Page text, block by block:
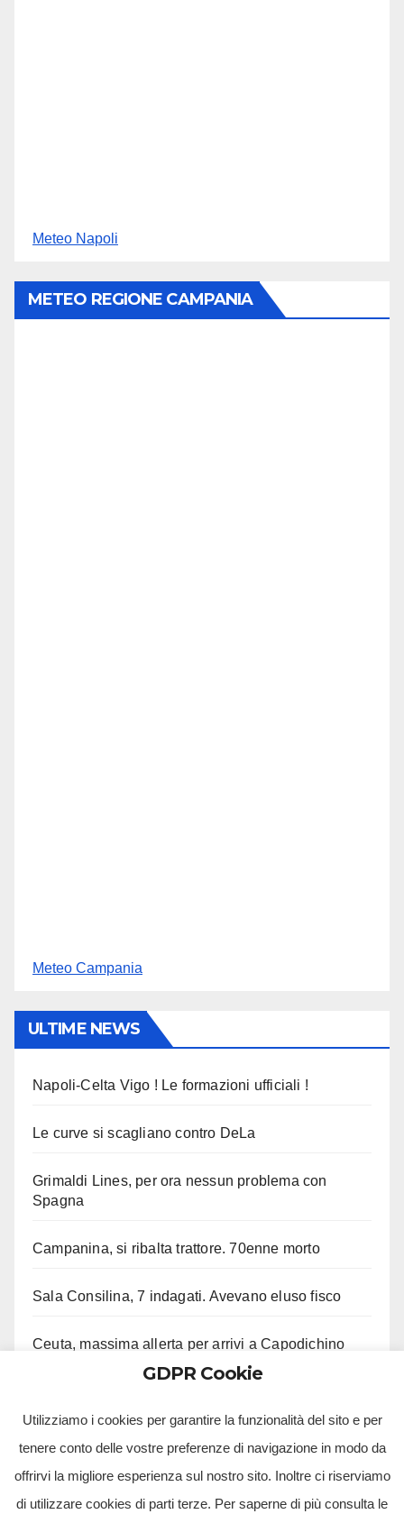
Meteo Napoli
METEO REGIONE CAMPANIA
Meteo Campania
ULTIME NEWS
Napoli-Celta Vigo ! Le formazioni ufficiali !
Le curve si scagliano contro DeLa
Grimaldi Lines, per ora nessun problema con
Spagna
Campanina, si ribalta trattore. 70enne morto
Sala Consilina, 7 indagati. Avevano eluso fisco
Ceuta, massima allerta per arrivi a Capodichino
GDPR Cookie
Utilizziamo i cookies per garantire la funzionalità del sito e per
tenere conto delle vostre preferenze di navigazione in modo da
offrirvi la migliore esperienza sul nostro sito. Inoltre ci riserviamo
di utilizzare cookies di parti terze. Per saperne di più consulta le